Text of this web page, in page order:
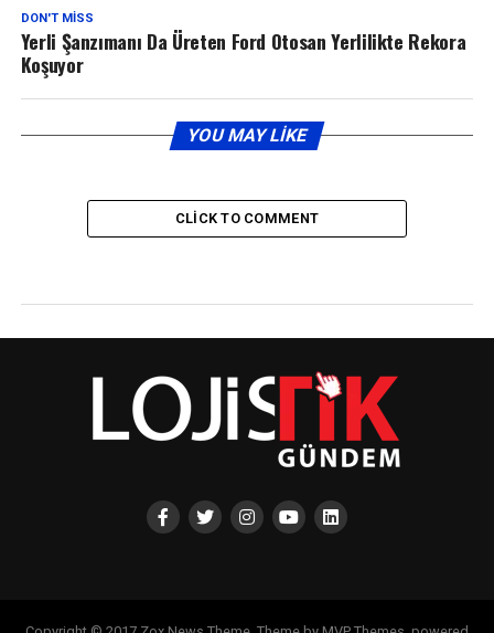
DON'T MISS
Yerli Şanzımanı Da Üreten Ford Otosan Yerlilikte Rekora
Koşuyor
YOU MAY LIKE
CLICK TO COMMENT